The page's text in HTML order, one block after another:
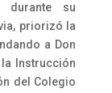
durante su
priorizó la
a Don
Instrucción
del Colegio